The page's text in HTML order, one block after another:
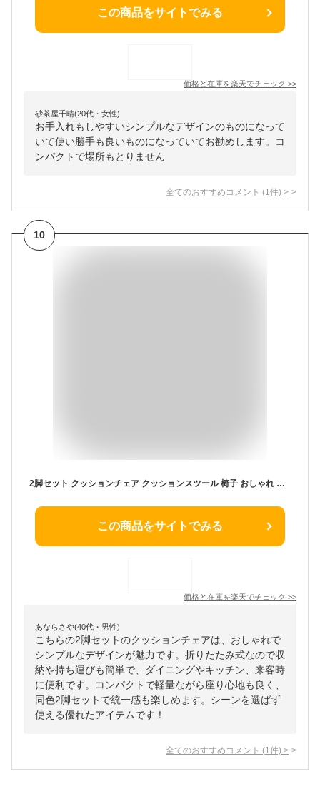
この商品をサイトでみる
価格と在庫を楽天でチェック >>
砂茶屋千晴(20代・女性)
お手入れもしやすいシンプルなデザインのものになって
いて使い勝手も良いものになっていてお勧めします。コ
ンパクトで場所もとりません
全てのおすすめコメント (1 件) >
10
2脚セット クッションチェア クッションスツール 椅子 おしゃれ いす イス 折りたたみ 折り畳み チェア ダイニングチェア キッチンチェア コンパクト シンプル 折りたたみチェア スツール 簡易椅子 来客用 折りたたみスツール 同色2脚セット
この商品をサイトでみる
価格と在庫を楽天でチェック >>
あならさや(40代・男性)
こちらの2脚セットのクッションチェアは、おしゃれで
シンプルなデザインが魅力です。折りたたみ式なので収
納や持ち運びも簡単で、ダイニングやキッチン、来客時
に便利です。コンパクトで軽量ながら座り心地も良く、
同色2脚セットで統一感も楽しめます。シーンを選ばず
使える優れたアイテムです！
全てのおすすめコメント (1 件) >